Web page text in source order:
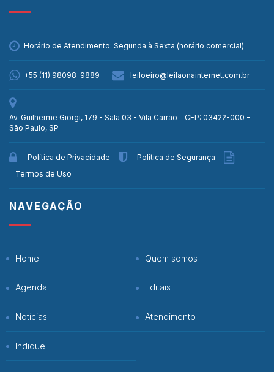
Horário de Atendimento: Segunda à Sexta (horário comercial)
+55 (11) 98098-9889 leiloeiro@leilaonainternet.com.br
Av. Guilherme Giorgi, 179 - Sala 03 - Vila Carrão - CEP: 03422-000 -
São Paulo, SP
Política de Privacidade
Política de Segurança
Termos de Uso
NAVEGAÇÃO
Home Quem somos
Agenda Editais
Notícias Atendimento
Indique